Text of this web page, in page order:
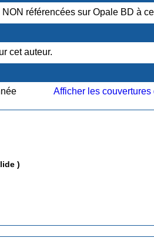
référencées sur Opale BD à
cet auteur.
Afficher les
)